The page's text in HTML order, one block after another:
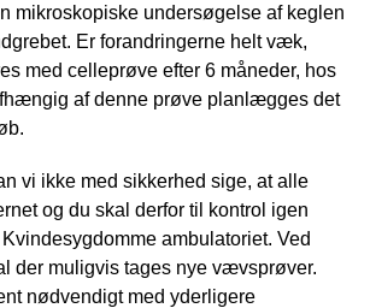
mikroskopiske undersøgelse af keglen
Er forandringerne helt væk,
med celleprøve efter 6 måneder, hos
af denne prøve planlægges det
vi ikke med sikkerhed sige, at alle
og du skal derfor til kontrol igen
ambulatoriet. Ved
der muligvis tages nye vævsprøver.
nødvendigt med yderligere